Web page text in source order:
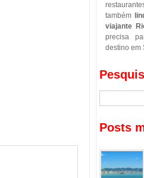
também
viajante
precisa
destino em
Posts